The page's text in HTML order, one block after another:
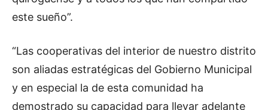
este sueño”.
“Las cooperativas del interior de nuestro distrito
son aliadas estratégicas del Gobierno Municipal
y en especial la de esta comunidad ha
demostrado su capacidad para llevar adelante